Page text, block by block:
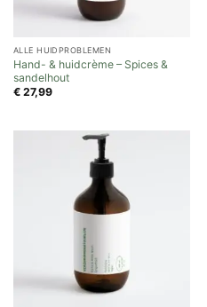
ALLE HUIDPROBLEMEN
Hand- & huidcrème – Spices &
sandelhout
€27,99